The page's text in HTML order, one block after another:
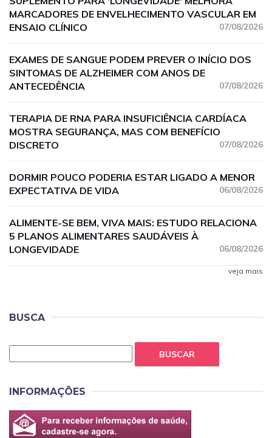
MARCADORES DE ENVELHECIMENTO VASCULAR EM
ENSAIO CLÍNICO
07/08/2026
EXAMES DE SANGUE PODEM PREVER O INÍCIO DOS
SINTOMAS DE ALZHEIMER COM ANOS DE
ANTECEDÊNCIA
07/08/2026
TERAPIA DE RNA PARA INSUFICIÊNCIA CARDÍACA
MOSTRA SEGURANÇA, MAS COM BENEFÍCIO
DISCRETO
07/08/2026
DORMIR POUCO PODERIA ESTAR LIGADO A MENOR
EXPECTATIVA DE VIDA
06/08/2026
ALIMENTE-SE BEM, VIVA MAIS: ESTUDO RELACIONA
5 PLANOS ALIMENTARES SAUDÁVEIS À
LONGEVIDADE
06/08/2026
veja mais
BUSCA
BUSCAR
INFORMAÇÕES